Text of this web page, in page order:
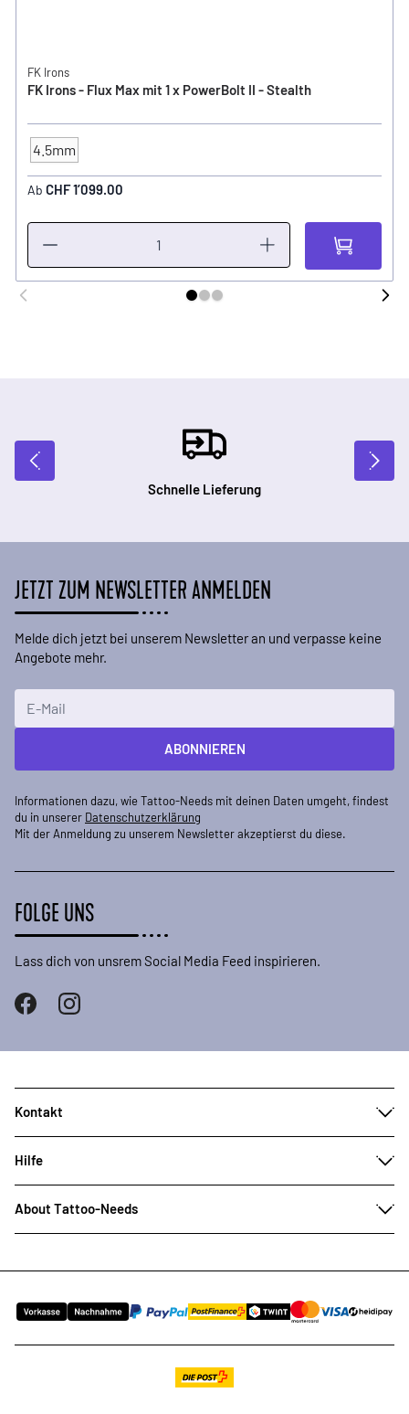
FK Irons
FK Irons - Flux Max mit 1 x PowerBolt II - Stealth
Hub / Stroke
4.5mm
Ab CHF 1’099.00
Schnelle Lieferung
JETZT ZUM NEWSLETTER ANMELDEN
Melde dich jetzt bei unserem Newsletter an und verpasse keine
Angebote mehr.
ABONNIEREN
Informationen dazu, wie Tattoo-Needs mit deinen Daten umgeht, findest
du in unserer Datenschutzerklärung
Mit der Anmeldung zu unserem Newsletter akzeptierst du diese.
FOLGE UNS
Lass dich von unsrem Social Media Feed inspirieren.
Kontakt
Hilfe
About Tattoo-Needs